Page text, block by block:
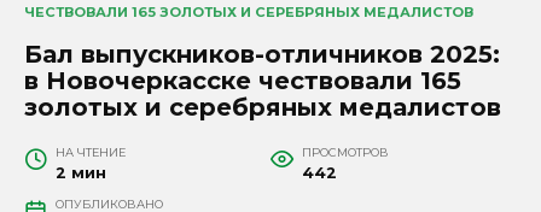
ЧЕСТВОВАЛИ 165 ЗОЛОТЫХ И СЕРЕБРЯНЫХ МЕДАЛИСТОВ
Бал выпускников-отличников 2025:
в Новочеркасске чествовали 165
золотых и серебряных медалистов
НА ЧТЕНИЕ
2 мин
ПРОСМОТРОВ
442
ОПУБЛИКОВАНО